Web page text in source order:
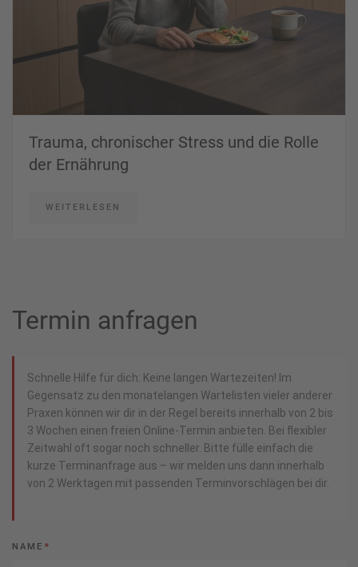
Trauma, chronischer Stress und die Rolle
der Ernährung
WEITERLESEN
Termin anfragen
Schnelle Hilfe für dich: Keine langen Wartezeiten! Im
Gegensatz zu den monatelangen Wartelisten vieler anderer
Praxen können wir dir in der Regel bereits innerhalb von 2 bis
3 Wochen einen freien Online-Termin anbieten. Bei flexibler
Zeitwahl oft sogar noch schneller. Bitte fülle einfach die
kurze Terminanfrage aus – wir melden uns dann innerhalb
von 2 Werktagen mit passenden Terminvorschlägen bei dir.
NAME *